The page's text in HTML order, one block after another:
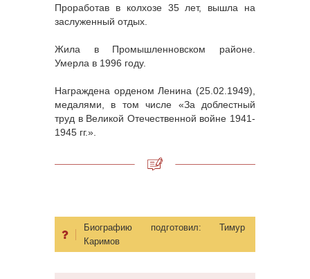
Проработав в колхозе 35 лет, вышла на
заслуженный отдых.
Жила в Промышленновском районе.
Умерла в 1996 году.
Награждена орденом Ленина (25.02.1949),
медалями, в том числе «За доблестный
труд в Великой Отечественной войне 1941-
1945 гг.».
Биографию подготовил: Тимур
Каримов